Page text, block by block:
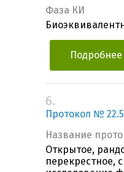
Фаза КИ
Подробнее
6.
Протокол №
Название
Открытое,
перекрестное,